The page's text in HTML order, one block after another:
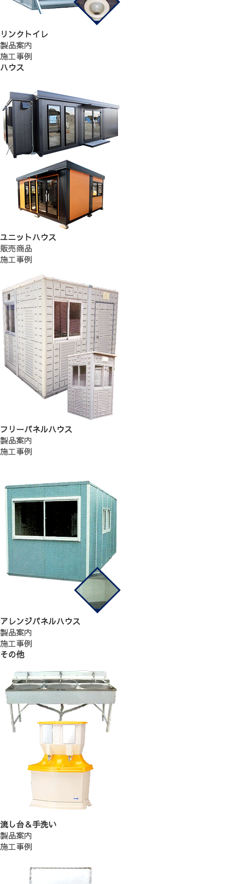
リンクトイレ
製品案内
施工事例
ハウス
ユニットハウス
販売商品
施工事例
フリーパネルハウス
製品案内
施工事例
アレンジパネルハウス
製品案内
施工事例
その他
流し台＆手洗い
製品案内
施工事例